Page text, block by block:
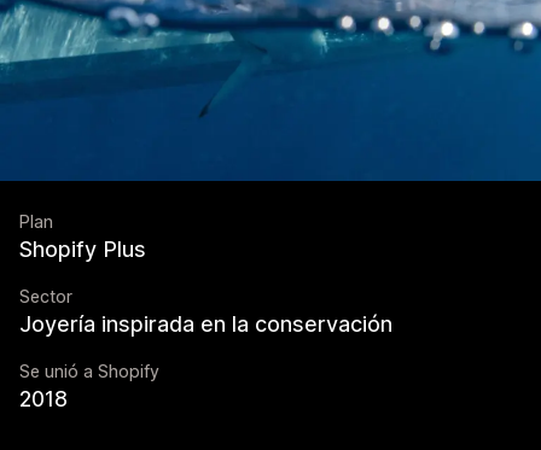
Plan
Shopify Plus
Sector
Joyería inspirada en la conservación
Se unió a Shopify
2018